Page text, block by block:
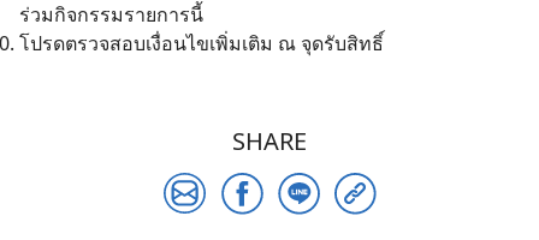
ร่วมกิจกรรมรายการนี้
โปรดตรวจสอบเงื่อนไขเพิ่มเติม ณ จุดรับสิทธิ์
SHARE